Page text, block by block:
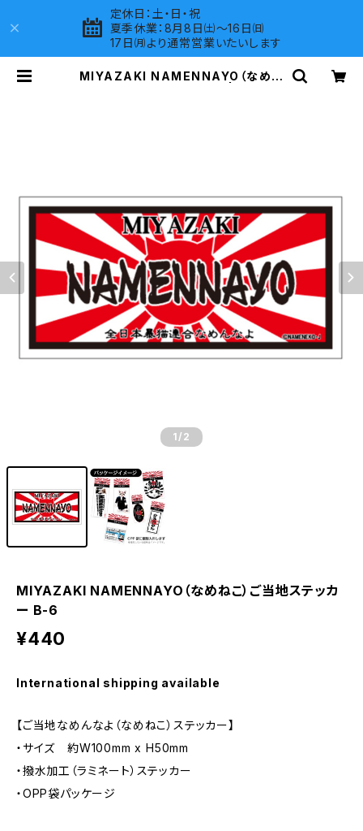
定休日：土・日・祝
夏季休業：8月8日㈯～16日㈰
17日㈪より通常営業いたいします
MIYAZAKI NAMENNAYO（なめね
1 /2
MIYAZAKI NAMENNAYO（なめねこ）ご当地ステッカ
ー B-6
¥440
International shipping available
【ご当地なめんなよ（なめねこ）ステッカー】
・サイズ 約W100mm x H50mm
・撥水加工（ラミネート）ステッカー
・OPP袋パッケージ